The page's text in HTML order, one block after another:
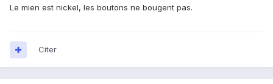
Le mien est nickel, les boutons ne bougent pas.
Citer